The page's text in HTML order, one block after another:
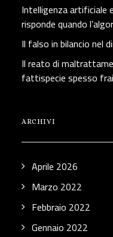
Intelligenza artificiale
risponde quando
Il falso in bilancio nel
Il reato di
fattispecie spesso
ARCHIVI
Aprile 2026
Marzo 2022
Febbraio 2022
Gennaio 2022